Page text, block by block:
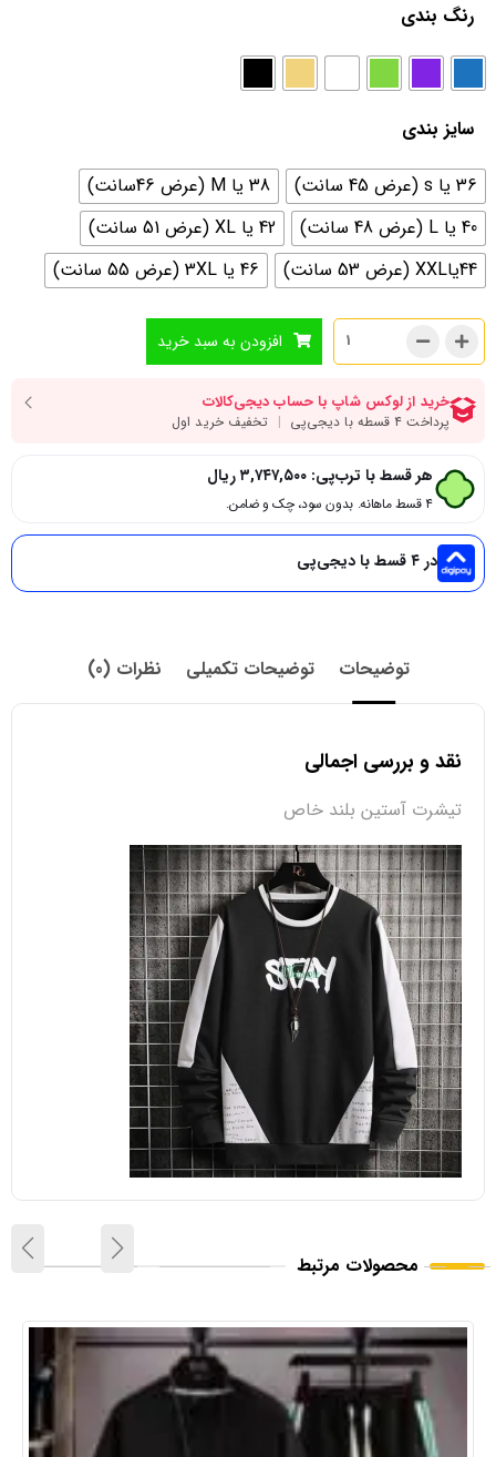
رنگ بندی
سایز بندی
36 یا s (عرض 45 سانت)
38 یا M (عرض 46سانت)
40 یا L (عرض 48 سانت)
42 یا XL (عرض 51 سانت)
44یاXXL (عرض 53 سانت)
46 یا 3XL (عرض 55 سانت)
افزودن به سبد خرید
هر قسط با ترب‌پی: ۳,۷۴۷,۵۰۰ریال
۴ قسط ماهانه. بدون سود، چک و ضامن.
در ۴ قسط با دیجی‌پی
توضیحات توضیحات تکمیلی نظرات (0)
نقد و بررسی اجمالی
تیشرت آستین بلند خاص
محصولات مرتبط